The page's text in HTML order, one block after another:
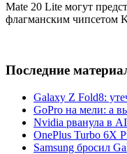
Mate 20 Lite могут
флагманским чипсетом
Последние
Galaxy Z Fold8:
GoPro на мели: а
Nvidia рванула в
OnePlus Turbo 6X
Samsung бросил